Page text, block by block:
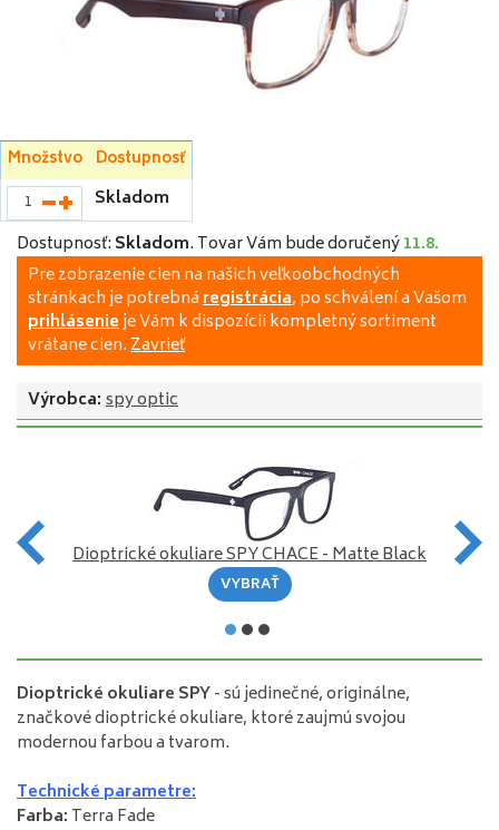
Množstvo Dostupnosť
Skladom
Dostupnosť: Skladom. Tovar Vám bude doručený11.8.
Pre zobrazenie cien na našich veľkoobchodných
stránkach je potrebnáregistrácia, po schválení a Vašom
prihlásenieje Vám k dispozícii kompletný sortiment
vrátane cien.Zavrieť
Výrobca: spy optic
Dioptrické okuliare SPY CHACE - Matte Black
VYBRAŤ
Dioptrické okuliare SPY-sújedinečné,originálne,
značkovédioptrickéokuliare, ktoré zaujmúsvojou
modernou farboua tvarom.
Technicképarametre:
Farba: Terra Fade